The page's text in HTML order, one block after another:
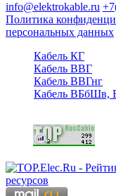
info@elektrokable.ru
Политика
персональных данных
Кабель КГ
Кабель ВВГ
Кабель ВВГнг
Кабель ВБбШв,